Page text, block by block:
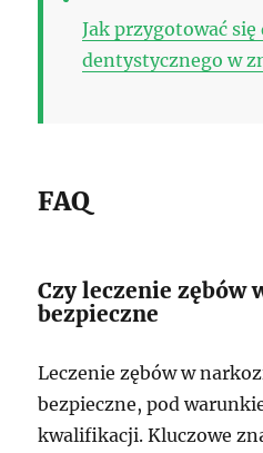
Jak przygotować się
dentystycznego w
FAQ
Czy leczenie zębów
bezpieczne
Leczenie zębów w
bezpieczne, pod
kwalifikacji. Kluczowe